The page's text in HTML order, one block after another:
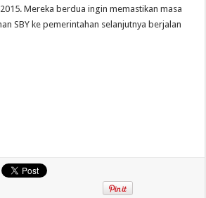
2015. Mereka berdua ingin memastikan masa
SBY ke pemerintahan selanjutnya berjalan